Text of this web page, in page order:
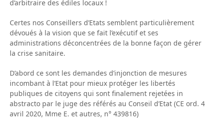
d’arbitraire des édiles locaux !
Certes nos Conseillers d’Etats semblent particulièrement
dévoués à la vision que se fait l’exécutif et ses
administrations déconcentrées de la bonne façon de gérer
la crise sanitaire.
D’abord ce sont les demandes d’injonction de mesures
incombant à l’Etat pour mieux protéger les libertés
publiques de citoyens qui sont finalement rejetées in
abstracto par le juge des référés au Conseil d’Etat (CE ord. 4
avril 2020, Mme E. et autres, n° 439816)